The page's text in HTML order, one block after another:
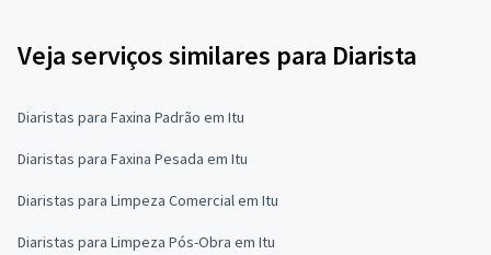
Veja serviços similares para Diarista
Diaristas para Faxina Padrão em Itu
Diaristas para Faxina Pesada em Itu
Diaristas para Limpeza Comercial em Itu
Diaristas para Limpeza Pós-Obra em Itu